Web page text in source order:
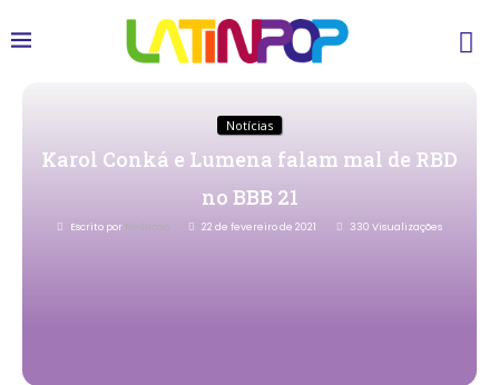
Notícias
Karol Conká e Lumena falam mal de RBD
no BBB 21
Escrito por Redacao 22 de fevereiro de 2021 330 Visualizações